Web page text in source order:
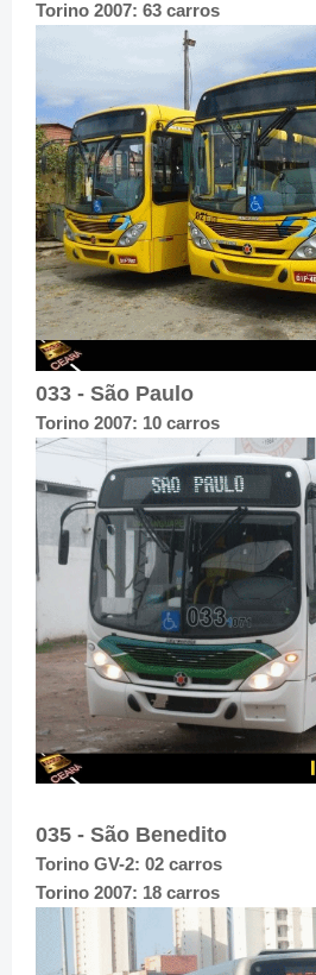
Torino 2007: 63 carros
033 - São Paulo
Torino 2007: 10 carros
035 - São Benedito
Torino GV-2: 02 carros
Torino 2007: 18 carros